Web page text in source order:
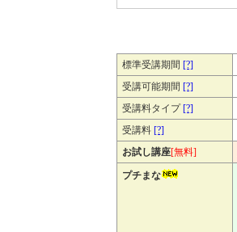
標準受講期間 [?]
受講可能期間 [?]
受講料タイプ[?]
受講料 [?]
お試し講座[無料]
プチまな